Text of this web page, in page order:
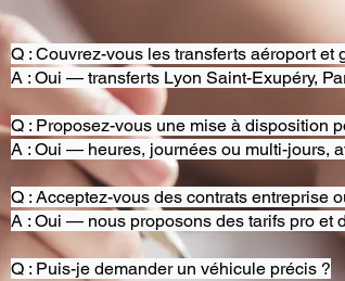
Q : Couvrez-vous les transferts aéroport et
A : Oui — transferts Lyon Saint-Exupéry,
Q : Proposez-vous une mise à disposition
A : Oui — heures, journées ou multi-jours,
Q : Acceptez-vous des contrats entreprise
A : Oui — nous proposons des tarifs pro et
Q : Puis-je demander un véhicule précis ?